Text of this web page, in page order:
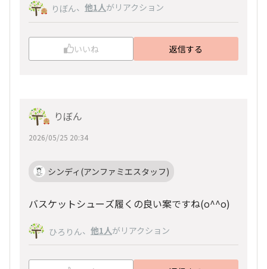
りぼん、 他1人がリアクション
いいね 返信する
りぼん
2026/05/25 20:34
シンディ(アンファミエスタッフ)
バスケットシューズ履くの良い案ですね(o^^o)
ひろりん、 他1人がリアクション